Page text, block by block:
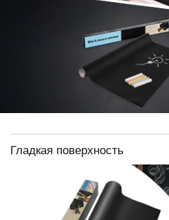
Гладкая поверхность